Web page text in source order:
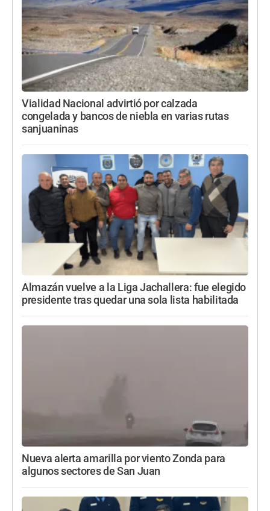
Vialidad Nacional advirtió por calzada
congelada y bancos de niebla en varias rutas
sanjuaninas
Almazán vuelve a la Liga Jachallera: fue elegido
presidente tras quedar una sola lista habilitada
Nueva alerta amarilla por viento Zonda para
algunos sectores de San Juan